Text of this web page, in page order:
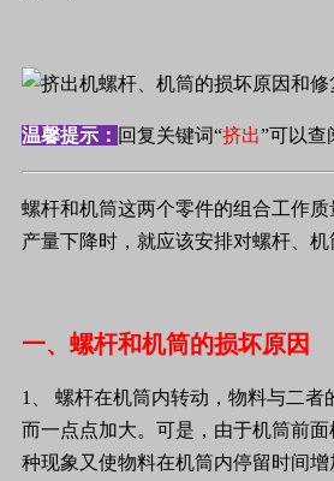
温馨提示： 回复关键词“挤出”可以查
螺杆和机筒这两个零件的组合工作
产量下降时，就应该安排对螺杆、机
一、螺杆和机筒的损坏原因
1
螺杆在机筒内转动，物料与二者
而一点点加大。可是，由于机筒前
种现象又使物料在机筒内停留时间